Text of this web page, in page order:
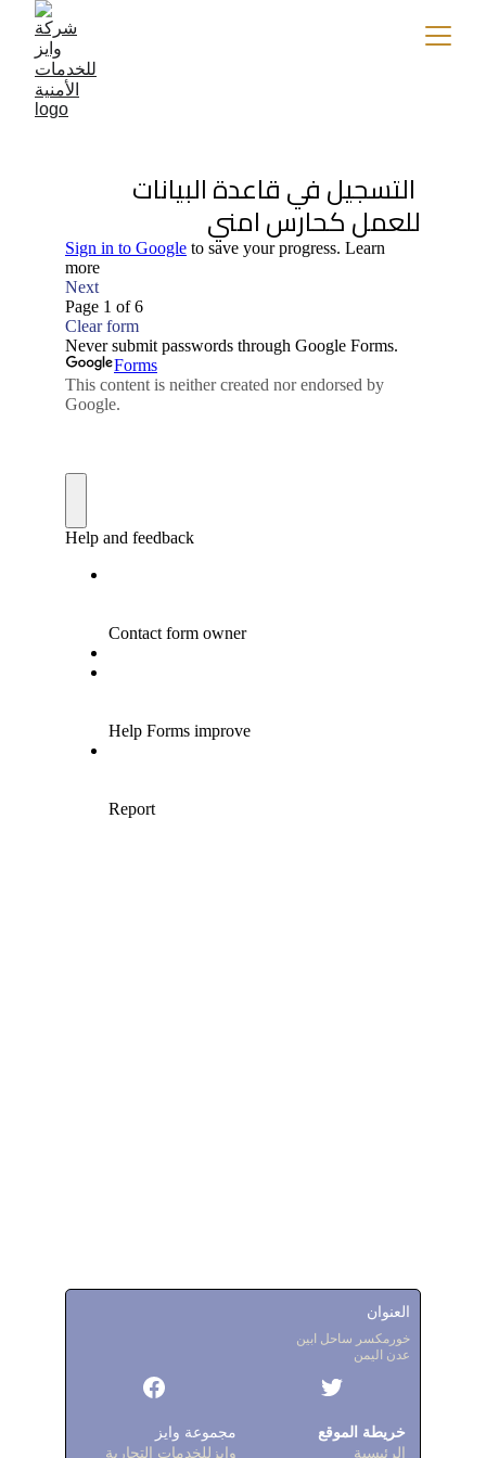
العنوان
خورمكسر ساحل ابين
عدن اليمن
مجموعة وايز
وايزللخدمات التجارية
خريطة الموقع
الرئيسية